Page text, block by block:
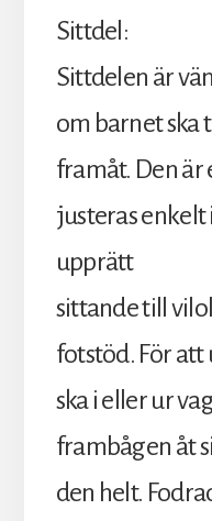
Sittdel:
Sittdelen är
om barnet ska
framåt. Den är
justeras enkelt
upprätt
sittande till
fotstöd. För
ska i eller ur
frambågen åt
den helt.